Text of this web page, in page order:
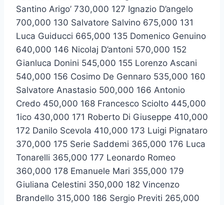
Santino Arigo’ 730,000 127 Ignazio D’angelo
700,000 130 Salvatore Salvino 675,000 131
Luca Guiducci 665,000 135 Domenico Genuino
640,000 146 Nicolaj D’antoni 570,000 152
Gianluca Donini 545,000 155 Lorenzo Ascani
540,000 156 Cosimo De Gennaro 535,000 160
Salvatore Anastasio 500,000 166 Antonio
Credo 450,000 168 Francesco Sciolto 445,000
1ico 430,000 171 Roberto Di Giuseppe 410,000
172 Danilo Scevola 410,000 173 Luigi Pignataro
370,000 175 Serie Saddemi 365,000 176 Luca
Tonarelli 365,000 177 Leonardo Romeo
360,000 178 Emanuele Mari 355,000 179
Giuliana Celestini 350,000 182 Vincenzo
Brandello 315,000 186 Sergio Previti 265,000